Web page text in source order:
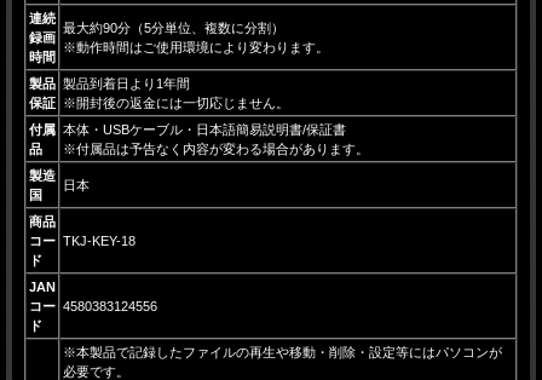
連続
録画
時間
最大約90分（5分単位、複数に分割）
※動作時間はご使用環境により変わります。
製品
保証
製品到着日より1年間
※開封後の返金には一切応じません。
付属
品
本体・USBケーブル・日本語簡易説明書/保証書
※付属品は予告なく内容が変わる場合があります。
製造
国
日本
商品
コー
ド
TKJ-KEY-18
JAN
コー
ド
4580383124556
※本製品で記録したファイルの再生や移動・削除・設定等にはパソコンが
必要です。